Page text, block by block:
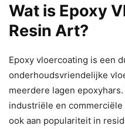
Wat is Epoxy
Resin Art?
Epoxy vloercoating is een
onderhoudsvriendelijke
meerdere lagen
industriële en
ook aan populariteit in